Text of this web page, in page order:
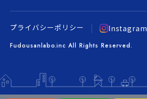
プライバシーポリシー Instagram
Fudousanlabo.inc All Rights Reserved.